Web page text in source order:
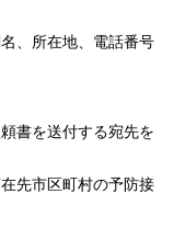
、所在地、電話番号
書を送付する宛先を
先市区町村の予防接